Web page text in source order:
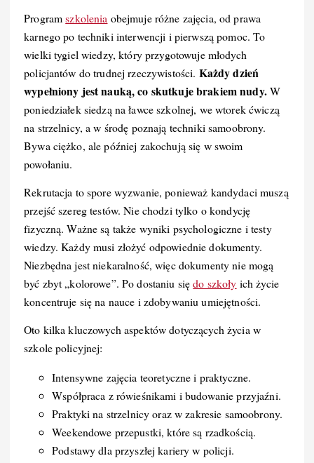
Programszkolenia obejmuje różne zajęcia, od prawa
karnego po techniki interwencji i pierwszą pomoc. To
wielki tygiel wiedzy, który przygotowuje młodych
policjantów do trudnej rzeczywistości. Każdy dzień
wypełniony jest nauką, co skutkuje brakiem nudy.W
poniedziałek siedzą na ławce szkolnej, we wtorek ćwiczą
na strzelnicy, a w środę poznają techniki samoobrony.
Bywa ciężko, ale później zakochują się w swoim
powołaniu.
Rekrutacja to spore wyzwanie, ponieważ kandydaci muszą
przejść szereg testów. Nie chodzi tylko o kondycję
fizyczną. Ważne są także wyniki psychologiczne i testy
wiedzy. Każdy musi złożyć odpowiednie dokumenty.
Niezbędna jest niekaralność, więc dokumenty nie mogą
być zbyt „kolorowe”. Po dostaniu siędo szkoły ich życie
koncentruje się na nauce i zdobywaniu umiejętności.
Oto kilka kluczowych aspektów dotyczących życia w
szkole policyjnej:
Intensywne zajęcia teoretyczne i praktyczne.
Współpraca z rówieśnikami i budowanie przyjaźni.
Praktyki na strzelnicy oraz w zakresie samoobrony.
Weekendowe przepustki, które są rzadkością.
Podstawy dla przyszłej kariery w policji.